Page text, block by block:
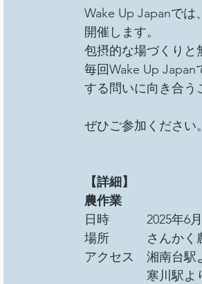
その他イベント 移
Wake Up Japanで
開催します。
包摂的な場づくりと
毎回Wake Up
する問いに向き合う
ぜひご参加ください。
【詳細】
農作業
日時　　　2025年6
場所　　　さんかく
アクセス　湘南台駅
寒川駅よりバス